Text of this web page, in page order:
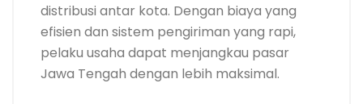
distribusi antar kota. Dengan biaya yang
efisien dan sistem pengiriman yang rapi,
pelaku usaha dapat menjangkau pasar
Jawa Tengah dengan lebih maksimal.